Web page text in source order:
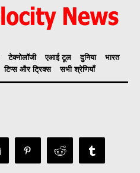
टेक्नोलॉजी एआई टूल दुनिया
भारत
टिप्स और ट्रिक्स सभी श्रेणियाँ